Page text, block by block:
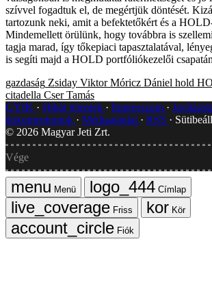
szívvel fogadtuk el, de megértjük döntését.
tartozunk neki, amit a befektetőkért és a
Mindemellett örülünk, hogy továbbra is
tagja marad, így tőkepiaci tapasztalatával,
is segíti majd a HOLD portfóliókezelői
gazdaság Zsiday Viktor Móricz Dániel hold
citadella Cser Tamás
GYIK
Hibát jelentek Impresszum
dokumentumok
Médiaajánlat RSS
© 2026 Magyar Jeti Zrt.
Vége
Menü
Címlap
Friss
Kör
Fiók